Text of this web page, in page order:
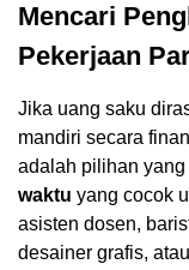
Mencari
Pekerjaan
Jika uang saku
mandiri secara
adalah pilihan
waktu yang cocok
asisten dosen,
desainer grafis,